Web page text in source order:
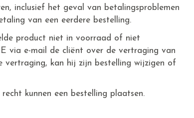
inclusief het geval van betalingsproblemen
van een eerdere bestelling.
product niet in voorraad of niet
via e-mail de cliënt over de vertraging van
vertraging, kan hij zijn bestelling wijzigen of
kunnen een bestelling plaatsen.